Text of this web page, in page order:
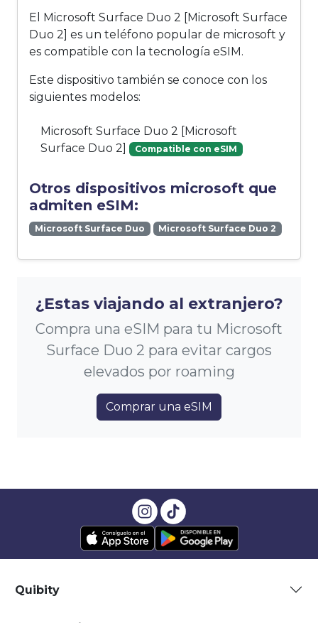
El Microsoft Surface Duo 2 [Microsoft Surface
Duo 2] es un teléfono popular de microsoft y
es compatible con la tecnología eSIM.
Este dispositivo también se conoce con los
siguientes modelos:
Microsoft Surface Duo 2 [Microsoft
Surface Duo 2]
Compatible con eSIM
Otros dispositivos microsoft que
admiten eSIM:
Microsoft Surface Duo Microsoft Surface Duo 2
¿Estas viajando al extranjero?
Compra una eSIM para tu Microsoft
Surface Duo 2 para evitar cargos
elevados por roaming
Comprar una eSIM
Quibity